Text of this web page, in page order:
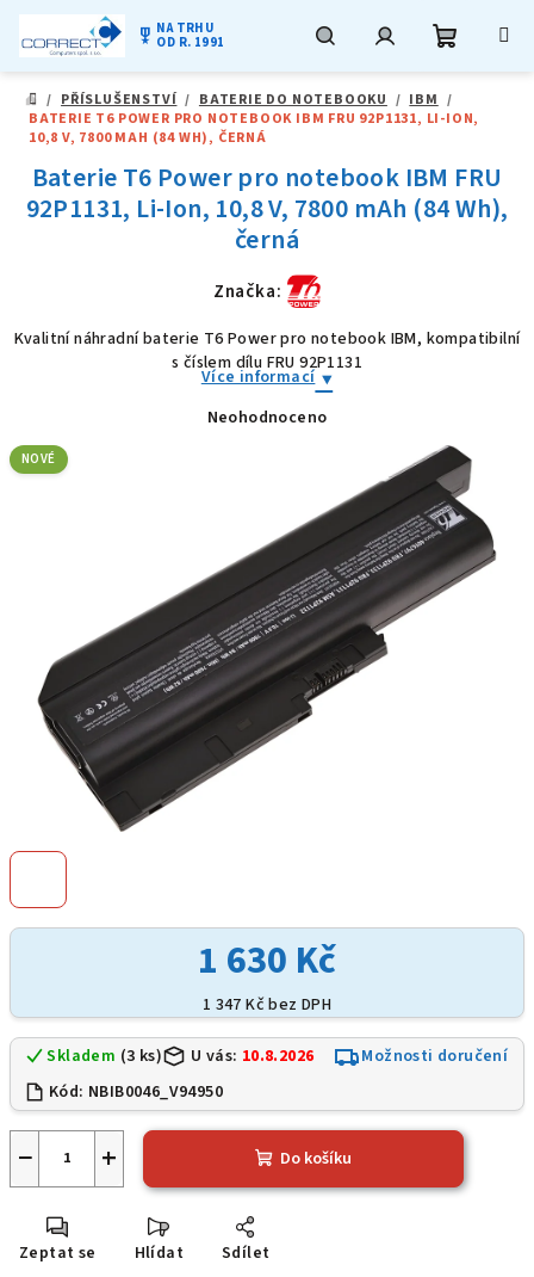
obsah
military_tech NA TRHU
OD R. 1991
DOMŮ
/ PŘÍSLUŠENSTVÍ / BATERIE DO NOTEBOOKU / IBM /
BATERIE T6 POWER PRO NOTEBOOK IBM FRU 92P1131, LI-ION,
10,8 V, 7800 MAH (84 WH), ČERNÁ
1 630 Kč
1 347 Kč bez DPH
Skladem (3 ks) U vás: 10.8.2026
Možnosti doručení
Kód: NBIB0046_V94950
+
− Do košíku
Zeptat se Hlídat Sdílet
Baterie T6 Power pro notebook IBM FRU
92P1131, Li-Ion, 10,8 V, 7800 mAh (84 Wh),
černá
Značka:
Kvalitní náhradní baterie T6 Power pro notebook IBM, kompatibilní
s číslem dílu FRU 92P1131
Více informací
Průměrné
hvězdiček.
Neohodnoceno
NOVÉ